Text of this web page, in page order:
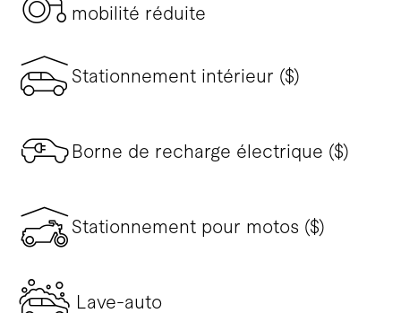
mobilité réduite
Stationnement intérieur ($)
Borne de recharge électrique ($)
Stationnement pour motos ($)
Lave-auto